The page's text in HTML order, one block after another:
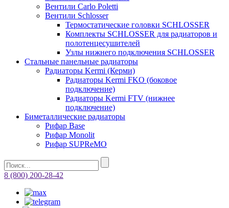
Вентили Carlo Poletti
Вентили Schlosser
Термостатические головки SCHLOSSER
Комплекты SCHLOSSER для радиаторов и
полотенцесушителей
Узлы нижнего подключения SCHLOSSER
Стальные панельные радиаторы
Радиаторы Kermi (Керми)
Радиаторы Kermi FKO (боковое
подключение)
Радиаторы Kermi FTV (нижнее
подключение)
Биметаллические радиаторы
Рифар Base
Рифар Monolit
Рифар SUPReMO
8 (800) 200-28-42